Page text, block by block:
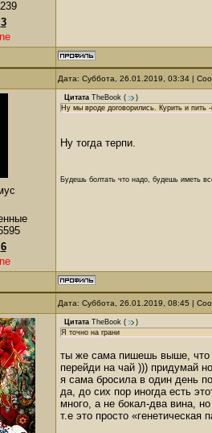
3
Дата: Суббота, 26.01.2019, 03:34 |
6
Цитата TheBook (
)
Ну мы вроде договорились. Курить и пить
Ну тогда терпи.
Будешь болтать что надо, будешь иметь
Дата: Суббота, 26.01.2019, 08:45 |
Цитата TheBook (
)
Я точно на грани
ты же сама пишешь выше, что
перейди на чай ))) придумай
я сама бросила в один день
да, до сих пор иногда есть
много, а не бокал-два вина,
т.е это просто